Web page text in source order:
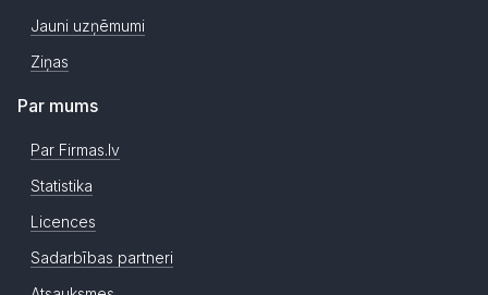
Jauni uzņēmumi
Ziņas
Par mums
Par Firmas.lv
Statistika
Licences
Sadarbības partneri